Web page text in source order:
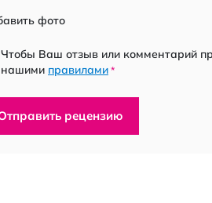
фото
Чтобы Ваш отзыв или комментарий
нашими правилами *
рецензию